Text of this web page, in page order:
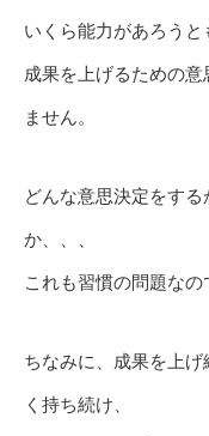
いくら能力があろうと
成果を上げるための
ません。
どんな意思決定をす
か、、、
これも習慣の問題なの
ちなみに、成果を上
く持ち続け、